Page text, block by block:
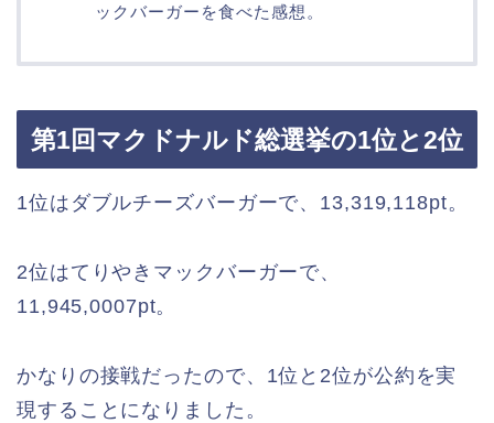
ックバーガーを食べた感想。
第1回マクドナルド総選挙の1位と2位
1位はダブルチーズバーガーで、 13,319,118pt。
2位はてりやきマックバーガーで、
11,945,0007pt。
かなりの接戦だったので、1位と2位が公約を実
現することになりました。